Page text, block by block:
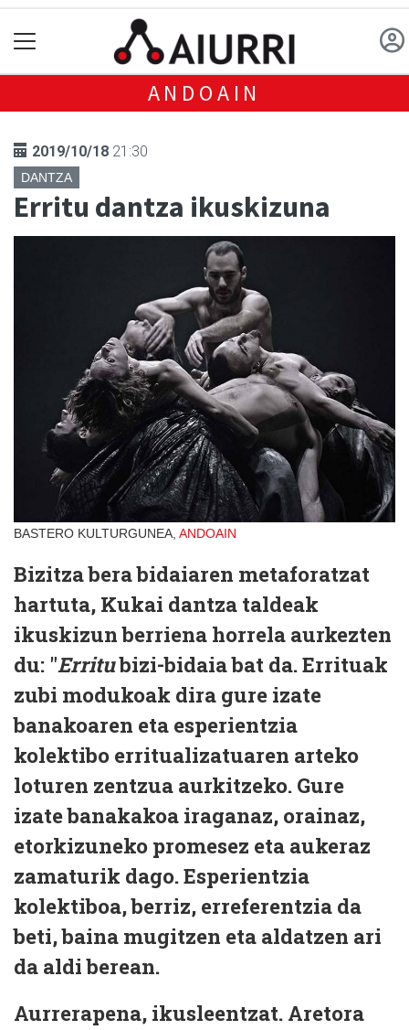
ANDOAIN
2019/10/18 21:30
DANTZA
Erritu dantza ikuskizuna
BASTERO KULTURGUNEA, ANDOAIN
Bizitza bera bidaiaren metaforatzat
hartuta, Kukai dantza taldeak
ikuskizun berriena horrela aurkezten
du: "Erritubizi-bidaia bat da. Errituak
zubi modukoak dira gure izate
banakoaren eta esperientzia
kolektibo erritualizatuaren arteko
loturen zentzua aurkitzeko. Gure
izate banakakoa iraganaz, orainaz,
etorkizuneko promesez eta aukeraz
zamaturik dago. Esperientzia
kolektiboa, berriz, erreferentzia da
beti, baina mugitzen eta aldatzen ari
da aldi berean.
Aurrerapena, ikusleentzat. Aretora